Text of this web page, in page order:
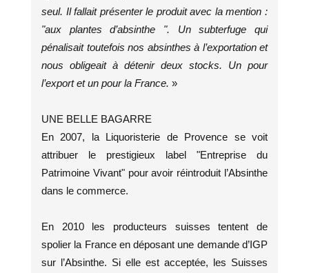
seul. Il fallait présenter le produit avec la mention :
"aux plantes d’absinthe ". Un subterfuge qui
pénalisait toutefois nos absinthes à l’exportation et
nous obligeait à détenir deux stocks. Un pour
l’export et un pour la France. »
UNE BELLE BAGARRE
En 2007, la Liquoristerie de Provence se voit
attribuer le prestigieux label "Entreprise du
Patrimoine Vivant" pour avoir réintroduit l’Absinthe
dans le commerce.
En 2010 les producteurs suisses tentent de
spolier la France en déposant une demande d’IGP
sur l’Absinthe. Si elle est acceptée, les Suisses